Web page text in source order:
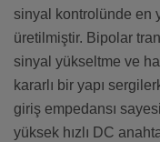
sinyal kontrolünde en
üretilmiştir. Bipolar
sinyal yükseltme ve
kararlı bir yapı
giriş empedansı
yüksek hızlı DC